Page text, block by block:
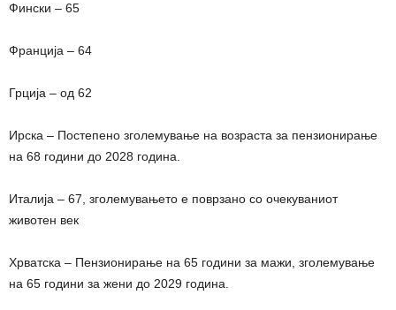
Фински – 65
Франција – 64
Грција – од 62
Ирска – Постепено зголемување на возраста за пензионирање
на 68 години до 2028 година.
Италија – 67, зголемувањето е поврзано со очекуваниот
животен век
Хрватска – Пензионирање на 65 години за мажи, зголемување
на 65 години за жени до 2029 година.